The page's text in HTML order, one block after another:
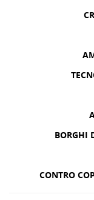
BORGHI
CONTRO